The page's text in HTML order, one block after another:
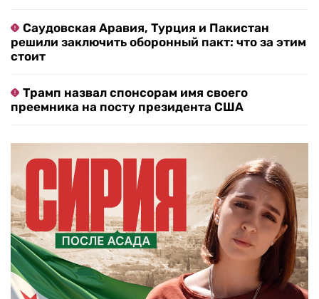
Саудовская Аравия, Турция и Пакистан
решили заключить оборонный пакт: что за этим
стоит
Трамп назвал спонсорам имя своего
преемника на посту президента США